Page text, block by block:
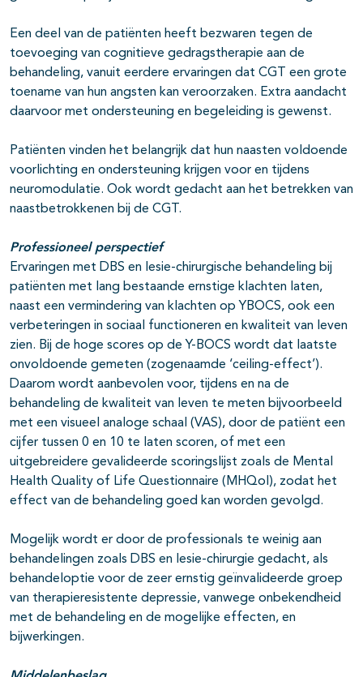
Een deel van de patiënten heeft bezwaren tegen de
toevoeging van cognitieve gedragstherapie aan de
behandeling, vanuit eerdere ervaringen dat CGT een grote
toename van hun angsten kan veroorzaken. Extra aandacht
daarvoor met ondersteuning en begeleiding is gewenst.
Patiënten vinden het belangrijk dat hun naasten voldoende
voorlichting en ondersteuning krijgen voor en tijdens
neuromodulatie. Ook wordt gedacht aan het betrekken van
naastbetrokkenen bij de CGT.
Professioneel perspectief
Ervaringen met DBS en lesie-chirurgische behandeling bij
patiënten met lang bestaande ernstige klachten laten,
naast een vermindering van klachten op YBOCS, ook een
verbeteringen in sociaal functioneren en kwaliteit van leven
zien. Bij de hoge scores op de Y-BOCS wordt dat laatste
onvoldoende gemeten (zogenaamde ‘ceiling-effect’).
Daarom wordt aanbevolen voor, tijdens en na de
behandeling de kwaliteit van leven te meten bijvoorbeeld
met een visueel analoge schaal (VAS), door de patiënt een
cijfer tussen 0 en 10 te laten scoren, of met een
uitgebreidere gevalideerde scoringslijst zoals de Mental
Health Quality of Life Questionnaire (MHQol), zodat het
effect van de behandeling goed kan worden gevolgd.
Mogelijk wordt er door de professionals te weinig aan
behandelingen zoals DBS en lesie-chirurgie gedacht, als
behandeloptie voor de zeer ernstig geïnvalideerde groep
van therapieresistente depressie, vanwege onbekendheid
met de behandeling en de mogelijke effecten, en
bijwerkingen.